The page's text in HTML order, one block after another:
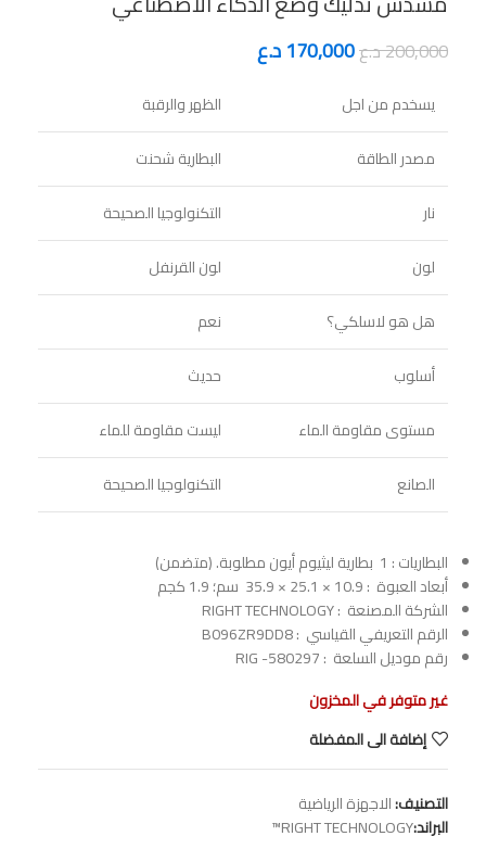
200,000د.ع170,000د.ع
يسخدم من اجل
الظهر والرقبة
مصدر الطاقة
البطارية شحنت
نار
التكنولوجيا الصحيحة
لون
لون القرنفل
هل هو لاسلكي؟
نعم
أسلوب
حديث
مستوى مقاومة الماء
ليست مقاومة للماء
الصانع
التكنولوجيا الصحيحة
البطاريات : ‎ 1 بطارية ليثيوم أيون مطلوبة. (متضمن)
أبعاد العبوة ‏ :‎ 35.9 × 25.1 × 10.9 سم؛ 1.9 كجم
الشركة المصنعة ‏ :‎ RIGHT TECHNOLOGY
الرقم التعريفي القياسي ‏ :‎ B096ZR9DD8
رقم موديل السلعة ‏ :‎ RIG -580297
غير متوفر في المخزون
إضافة الى المفضلة
التصنيف:الاجهزة الرياضية
البراند:RIGHT TECHNOLOGY™